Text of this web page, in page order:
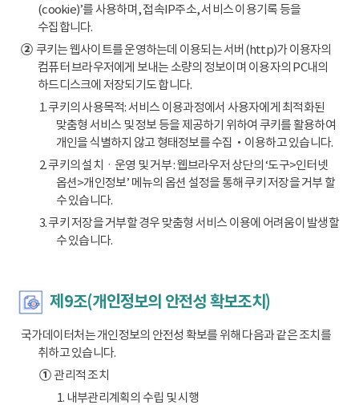
(cookie)’를 사용하며, 접속IP주소, 서비스 이용기록 등을
수집합니다.
②쿠키는 웹사이트를 운영하는데 이용되는 서버(http)가 이용자의
컴퓨터 브라우저에게 보내는 소량의 정보이며 이용자의 PC내의
하드디스크에 저장되기도 합니다.
1. 쿠키의 사용목적: 서비스 이용과정에서 사용자에게 최적화된
맞춤형 서비스 및 정보 등을 제공하기 위하여 쿠키를 활용하여
개인을 식별하지 않고 형태정보를 수집‧이용하고 있습니다.
2. 쿠키의 설치ㆍ운영 및 거부 : 웹브라우저 상단의 ‘도구>인터넷
옵션>개인정보’ 메뉴의 옵션 설정을 통해 쿠키 저장을 거부 할
수 있습니다.
3. 쿠키 저장을 거부할 경우 맞춤형 서비스 이용에 어려움이 발생할
수 있습니다.
제9조(개인정보의 안전성 확보조치)
국가데이터처는 개인정보의 안전성 확보를 위해 다음과 같은 조치를
취하고 있습니다.
①관리적 조치
1. 내부관리계획의 수립 및 시행